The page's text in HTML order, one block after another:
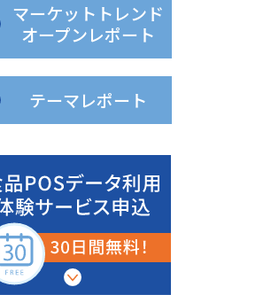
マーケットトレンド
オープンレポート
テーマレポート